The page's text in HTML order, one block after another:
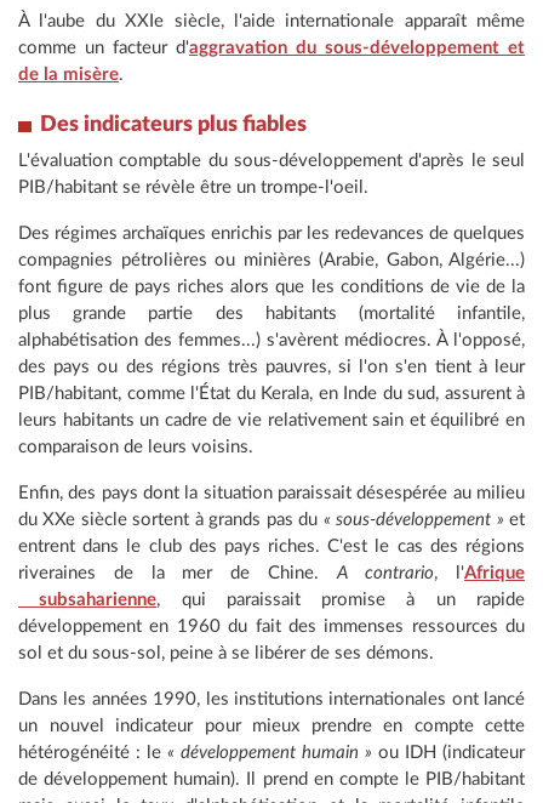
À l'aube du XXIe siècle, l'aide internationale apparaît même
comme un facteur d'aggravation du sous-développement et
de la misère.
Des indicateurs plus fiables
L'évaluation comptable du sous-développement d'après le seul
PIB/habitant se révèle être un trompe-l'oeil.
Des régimes archaïques enrichis par les redevances de quelques
compagnies pétrolières ou minières (Arabie, Gabon, Algérie...)
font figure de pays riches alors que les conditions de vie de la
plus grande partie des habitants (mortalité infantile,
alphabétisation des femmes...) s'avèrent médiocres. À l'opposé,
des pays ou des régions très pauvres, si l'on s'en tient à leur
PIB/habitant, comme l'État du Kerala, en Inde du sud, assurent à
leurs habitants un cadre de vie relativement sain et équilibré en
comparaison de leurs voisins.
Enfin, des pays dont la situation paraissait désespérée au milieu
du XXe siècle sortent à grands pas du « sous-développement »et
entrent dans le club des pays riches. C'est le cas des régions
riveraines de la mer de Chine. A contrario, l'Afrique
subsaharienne, qui paraissait promise à un rapide
développement en 1960 du fait des immenses ressources du
sol et du sous-sol, peine à se libérer de ses démons.
Dans les années 1990, les institutions internationales ont lancé
un nouvel indicateur pour mieux prendre en compte cette
hétérogénéité : le « développement humain » ou IDH (indicateur
de développement humain). Il prend en compte le PIB/habitant